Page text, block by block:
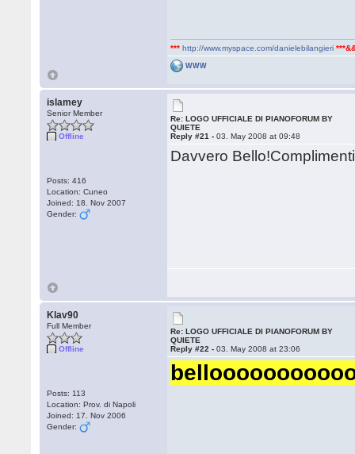
***http://www.myspace.com/danielebilangieri
WWW
islamey
Senior Member
Offline
Posts: 416
Location: Cuneo
Joined: 18. Nov 2007
Gender:
Re: LOGO UFFICIALE DI PIANOFORUM BY
QUIETE
Reply #21 -03. May 2008 at 09:48
Davvero
Klav90
Full Member
Offline
Posts: 113
Location: Prov. di Napoli
Joined: 17. Nov 2006
Gender:
Re: LOGO UFFICIALE DI PIANOFORUM BY
QUIETE
Reply #22 -03. May 2008 at 23:06